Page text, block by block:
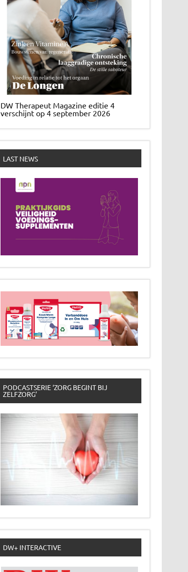
DW Therapeut Magazine editie 4
verschijnt op 4 september 2026
LAST NEWS
PODCASTSERIE ‘ZORG BEGINT BIJ
ZELFZORG’
DW+ INTERACTIVE